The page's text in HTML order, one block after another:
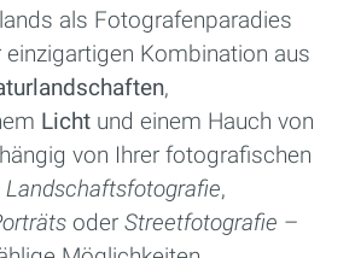
als Fotografenparadies
einzigartigen Kombination aus
,
Licht und einem Hauch von
von Ihrer fotografischen
Landschaftsfotografie,
oder Streetfotografie –